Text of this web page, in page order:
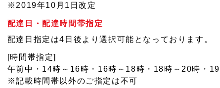
※2019年10月1日改定
配達日・配達時間帯指定
配達日指定は4日後より選択可能となっております。
[時間帯指定]
午前中・14時～16時・16時～18時・18時～20時・
※記載時間帯以外のご指定は不可